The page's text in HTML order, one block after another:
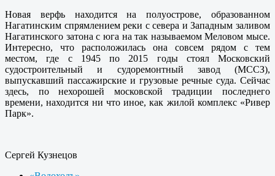
Новая верфь находится на полуострове, образованном
Нагатинским спрямлением реки с севера и Западным заливом
Нагатинского затона с юга на так называемом Меловом мысе.
Интересно, что расположилась она совсем рядом с тем
местом, где с 1945 по 2015 годы стоял Московский
судостроительный и судоремонтный завод (МССЗ),
выпускавший пассажирские и грузовые речные суда. Сейчас
здесь, по нехорошей московской традиции последнего
времени, находится ни что иное, как жилой комплекс «Ривер
Парк».
Сергей Кузнецов